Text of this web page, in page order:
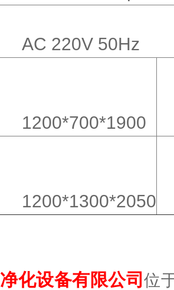
AC 220V 50Hz
1200*700*1900
1200*1300*2050
净化设备有限公司 位